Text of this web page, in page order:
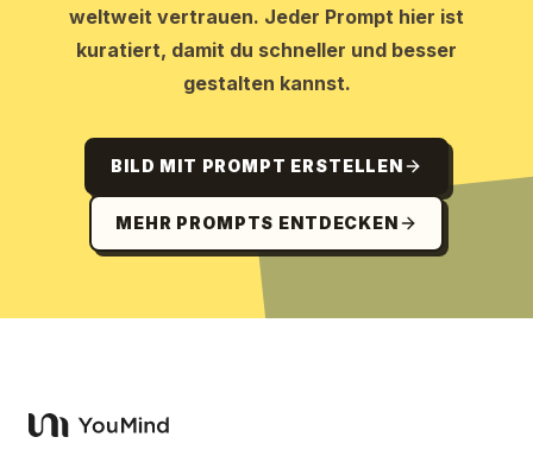
weltweit vertrauen. Jeder Prompt hier ist
kuratiert, damit du schneller und besser
gestalten kannst.
BILD MIT PROMPT ERSTELLEN
MEHR PROMPTS ENTDECKEN